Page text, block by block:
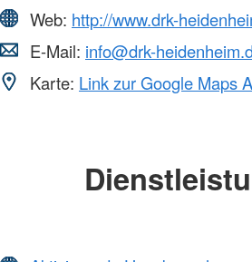
Web: http://www.drk-
E-Mail: info@drk-
Karte: Link zur Google Maps